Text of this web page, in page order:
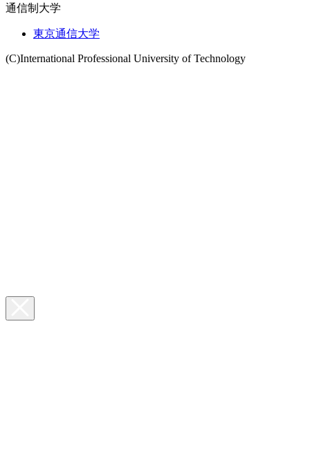
通信制大学
東京通信大学
(C)International Professional University of Technology